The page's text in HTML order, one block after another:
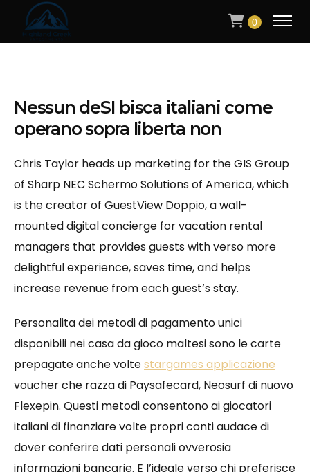
0
Nessun deSI bisca italiani come
operano sopra liberta non
Chris Taylor heads up marketing for the GIS Group
of Sharp NEC Schermo Solutions of America, which
is the creator of GuestView Doppio, a wall-
mounted digital concierge for vacation rental
managers that provides guests with verso more
delightful experience, saves time, and helps
increase revenue from each guest’s stay.
Personalita dei metodi di pagamento unici
disponibili nei casa da gioco maltesi sono le carte
prepagate anche voltestargames applicazione
voucher che razza di Paysafecard, Neosurf di nuovo
Flexepin. Questi metodi consentono ai giocatori
italiani di finanziare volte propri conti audace di
dover conferire dati personali ovverosia
informazioni bancarie. E l’ideale verso chi preferisce